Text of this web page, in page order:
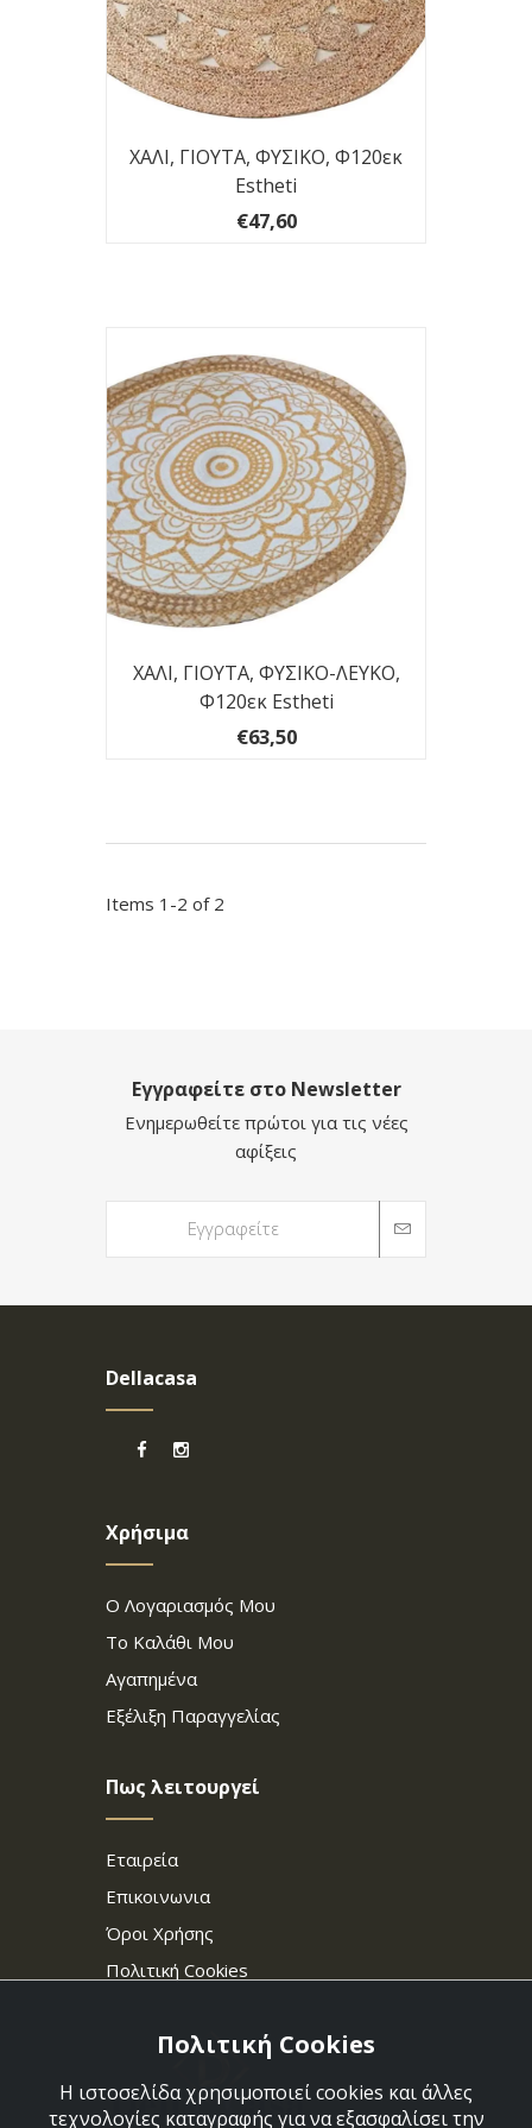
ΧΑΛΙ, ΓΙΟΥΤΑ, ΦΥΣΙΚΟ, Φ120εκ
Estheti
€47,60
ΧΑΛΙ, ΓΙΟΥΤΑ, ΦΥΣΙΚΟ-ΛΕΥΚΟ,
Φ120εκ Estheti
€63,50
Items 1-2 of 2
Εγγραφείτε στο Newsletter
Ενημερωθείτε πρώτοι για τις νέες
αφίξεις
Dellacasa
Χρήσιμα
Ο Λογαριασμός Μου
Το Καλάθι Μου
Αγαπημένα
Εξέλιξη Παραγγελίας
Πως λειτουργεί
Εταιρεία
Επικοινωνια
Όροι Χρήσης
Πολιτική Cookies
Πολιτική Cookies
Η ιστοσελίδα χρησιμοποιεί cookies και άλλες
τεχνολογίες καταγραφής για να εξασφαλίσει την